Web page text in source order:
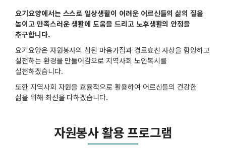
요기요양에서는 스스로 일상생활이 어려운 어르신들의 삶의 질을
높이고 만족스러운 생활에 도움을 드리고 노후생활의 안정을
추구합니다.
요기요양은 자원봉사의 참된 마음가짐과 경로효친 사상을 함양하고
실천하는 환경을 만들어감으로 지역사회 노인복시를
실천하겠습니다.
또한 지역사회 자원을 효율적으로 활용하여 어르신들의 건강한
삶을 위해 최선을 다하겠습니다.
자원봉사 활용 프로그램